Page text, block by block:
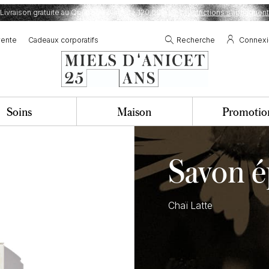
Livraison gratuite au Québec à partir de 120,00$. Des restrictions s’appliquent
Cadeaux corporatifs Recherche
Soins Maison
Savon
Chaï Latte